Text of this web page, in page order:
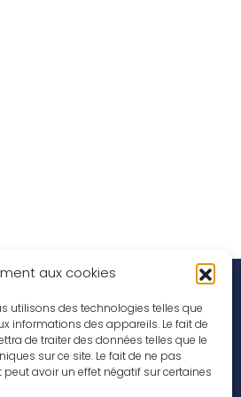
aux cookies
utilisons des technologies telles que
informations des appareils. Le fait de
de traiter des données telles que le
sur ce site. Le fait de ne pas
avoir un effet négatif sur certaines
Media